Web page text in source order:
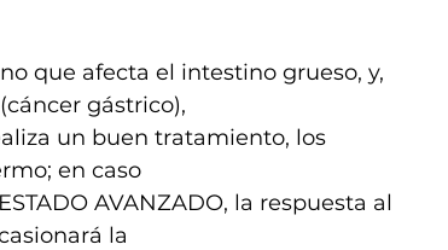
que afecta el intestino grueso, y,
gástrico),
un buen tratamiento, los
en caso
AVANZADO, la respuesta al
la